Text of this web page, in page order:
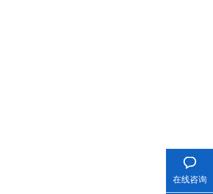
在线咨询